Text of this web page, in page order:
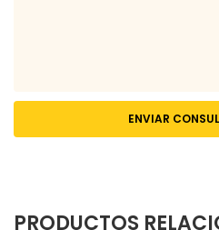
ENVIAR
PRODUCTOS